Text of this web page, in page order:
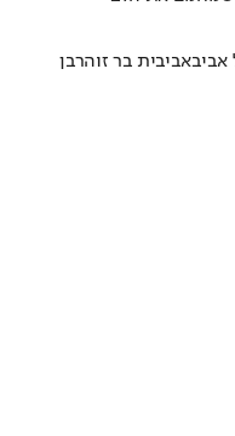
אביבאביבית בר זוהרבן